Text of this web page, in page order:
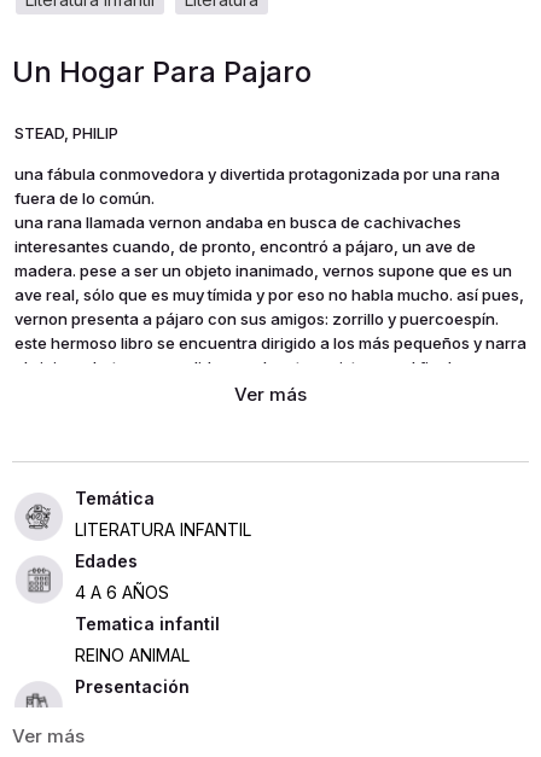
Un Hogar Para Pajaro
STEAD, PHILIP
una fábula conmovedora y divertida protagonizada por una rana
fuera de lo común.
una rana llamada vernon andaba en busca de cachivaches
interesantes cuando, de pronto, encontró a pájaro, un ave de
madera. pese a ser un objeto inanimado, vernos supone que es un
ave real, sólo que es muy tímida y por eso no habla mucho. así pues,
vernon presenta a pájaro con sus amigos: zorrillo y puercoespín.
este hermoso libro se encuentra dirigido a los más pequeños y narra
el viaje en bote emprendido por el protagonista con el fin de
encontrar un hogar para su nuevo amigo. durante el trayecto, los
LITERATURA INFANTIL
Edades
4 A 6 AÑOS
Tematica infantil
REINO ANIMAL
Presentación